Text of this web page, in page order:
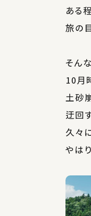
ある
旅の
そんな
10月
土砂
迂回
久々
やは